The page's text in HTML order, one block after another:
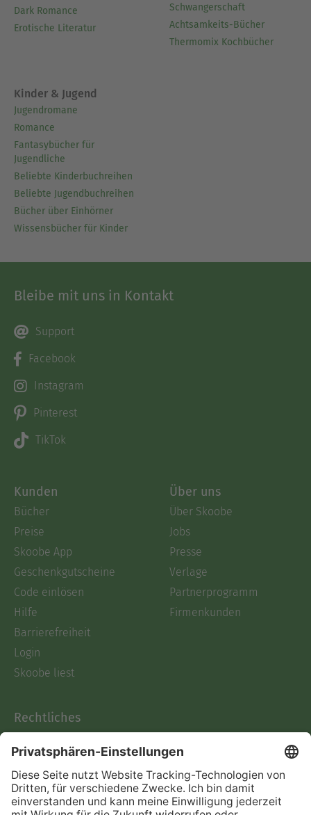
Dark Romance
Erotische Literatur
Schwangerschaft
Achtsamkeits-Bücher
Thermomix Kochbücher
Kinder & Jugend
Jugendromane
Romance
Fantasybücher für
Jugendliche
Beliebte Kinderbuchreihen
Beliebte Jugendbuchreihen
Bücher über Einhörner
Wissensbücher für Kinder
Bleibe mit uns in Kontakt
Support
Facebook
Instagram
Pinterest
TikTok
Kunden
Bücher
Preise
Skoobe App
Geschenkgutscheine
Code einlösen
Hilfe
Barrierefreiheit
Login
Skoobe liest
Über uns
Über Skoobe
Jobs
Presse
Verlage
Partnerprogramm
Firmenkunden
Rechtliches
AGB
Informationen nach Data
Act